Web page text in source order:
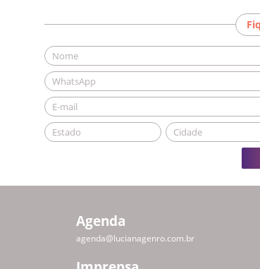
Agenda
agenda@lucianagenro.com.br